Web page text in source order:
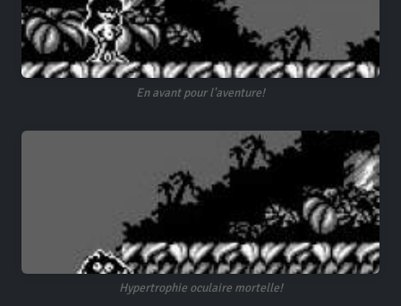
En avant pour l'aventure!
Hypertrophie oculaire mortelle!